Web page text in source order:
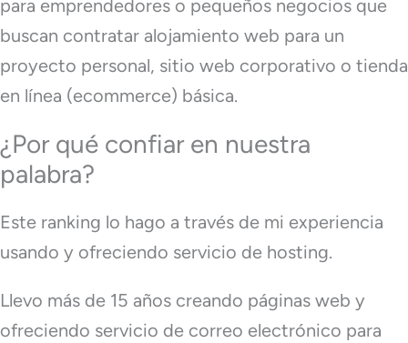
para emprendedores o pequeños negocios que
buscan contratar alojamiento web para un
proyecto personal, sitio web corporativo o tienda
en línea (ecommerce) básica.
¿Por qué confiar en nuestra
palabra?
Este ranking lo hago a través de mi experiencia
usando y ofreciendo servicio de hosting.
Llevo más de 15 años creando páginas web y
ofreciendo servicio de correo electrónico para